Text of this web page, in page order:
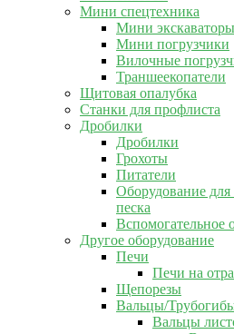
Мини спецтехника
Мини экскаваторы
Мини погрузчики
Вилочные
Траншеекопатели
Щитовая опалубка
Станки для профлиста
Дробилки
Дробилки
Грохоты
Питатели
Оборудование
песка
Вспомогательное
Другое оборудование
Печи
Печи на
Щепорезы
Вальцы/
Вальцы